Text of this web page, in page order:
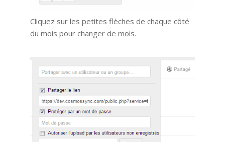
Cliquez sur les petites flèches de chaque côté
du mois pour changer de mois.